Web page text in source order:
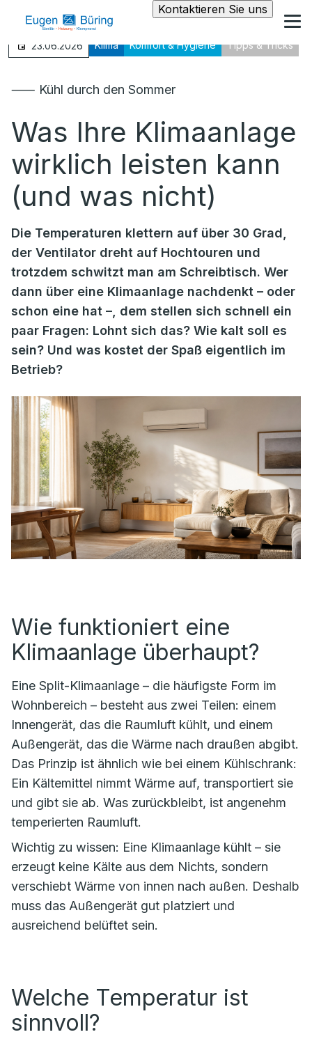
Kontaktieren Sie uns
23.06.2026 Klima Komfort & Hygiene Tipps & Tricks
⸺ Kühl durch den Sommer
Was Ihre Klimaanlage
wirklich leisten kann
(und was nicht)
Die Temperaturen klettern auf über 30 Grad,
der Ventilator dreht auf Hochtouren und
trotzdem schwitzt man am Schreibtisch. Wer
dann über eine Klimaanlage nachdenkt – oder
schon eine hat –, dem stellen sich schnell ein
paar Fragen: Lohnt sich das? Wie kalt soll es
sein? Und was kostet der Spaß eigentlich im
Betrieb?
Wie funktioniert eine
Klimaanlage überhaupt?
Eine Split-Klimaanlage – die häufigste Form im
Wohnbereich – besteht aus zwei Teilen: einem
Innengerät, das die Raumluft kühlt, und einem
Außengerät, das die Wärme nach draußen abgibt.
Das Prinzip ist ähnlich wie bei einem Kühlschrank:
Ein Kältemittel nimmt Wärme auf, transportiert sie
und gibt sie ab. Was zurückbleibt, ist angenehm
temperierten Raumluft.
Wichtig zu wissen: Eine Klimaanlage kühlt – sie
erzeugt keine Kälte aus dem Nichts, sondern
verschiebt Wärme von innen nach außen. Deshalb
muss das Außengerät gut platziert und
ausreichend belüftet sein.
Welche Temperatur ist
sinnvoll?